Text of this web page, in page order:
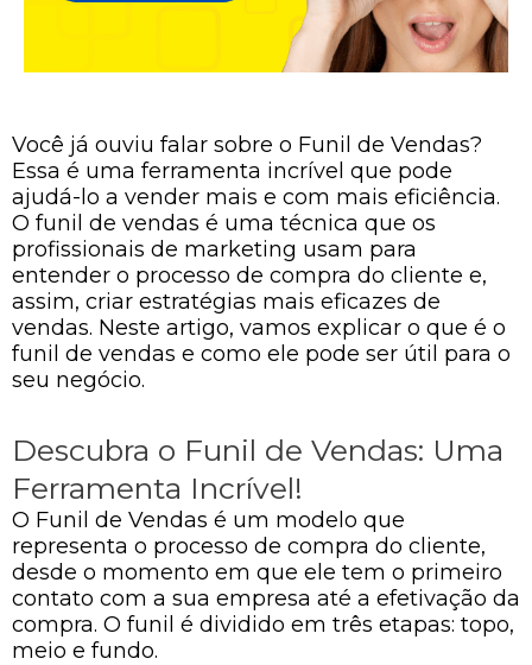
Você já ouviu falar sobre o Funil de Vendas?
Essa é uma ferramenta incrível que pode
ajudá-lo a vender mais e com mais eficiência.
O funil de vendas é uma técnica que os
profissionais de marketing usam para
entender o processo de compra do cliente e,
assim, criar estratégias mais eficazes de
vendas. Neste artigo, vamos explicar o que é o
funil de vendas e como ele pode ser útil para o
seu negócio.
Descubra o Funil de Vendas: Uma
Ferramenta Incrível!
O Funil de Vendas é um modelo que
representa o processo de compra do cliente,
desde o momento em que ele tem o primeiro
contato com a sua empresa até a efetivação da
compra. O funil é dividido em três etapas: topo,
meio e fundo.